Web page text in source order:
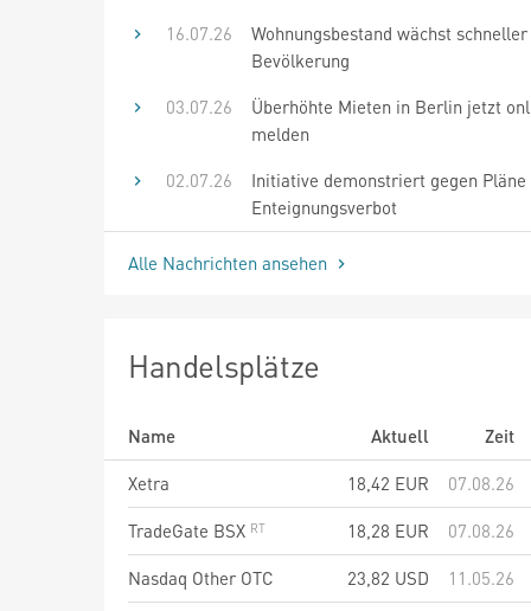
16.07.26
Wohnungsbestand wächst
Bevölkerung
03.07.26
Überhöhte Mieten in Berlin jetzt
melden
02.07.26
Initiative demonstriert gegen Pläne
Enteignungsverbot
Alle Nachrichten ansehen
Handelsplätze
Name Aktuell
Zeit
Xetra
18,42 EUR
07.08.26
TradeGate BSX
18,28 EUR
07.08.26
Nasdaq Other OTC
23,82 USD
11.05.26